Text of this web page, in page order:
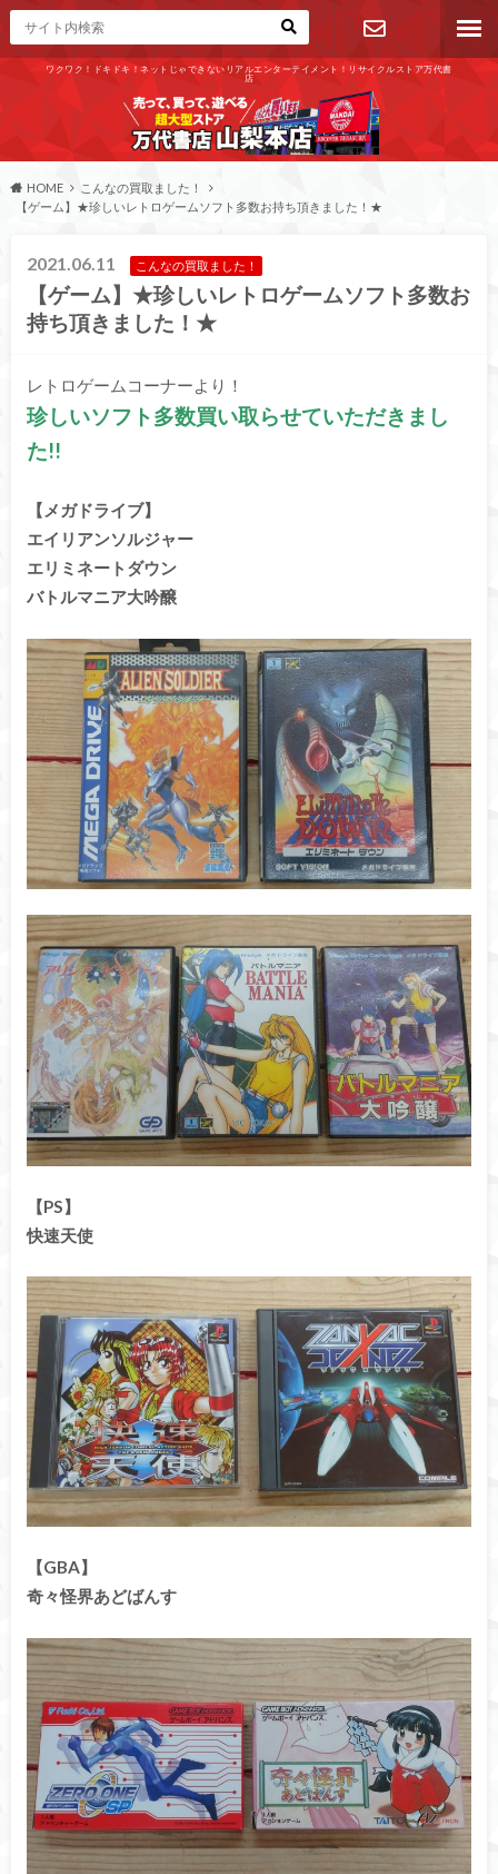
ワクワク！ドキドキ！ネットじゃできないリアルエンターテイメント！リサイクルストア万代書
店
お問い合わ
せ
HOME
こんなの買取ました！
【ゲーム】★珍しいレトロゲームソフト多数お持ち頂きました！★
2021.06.11 こんなの買取ました！
【ゲーム】★珍しいレトロゲームソフト多数お
持ち頂きました！★
レトロゲームコーナーより！
珍しいソフト多数買い取らせていただきまし
た!!
【メガドライブ】
エイリアンソルジャー
エリミネートダウン
バトルマニア大吟醸
【PS】
快速天使
【GBA】
奇々怪界あどばんす